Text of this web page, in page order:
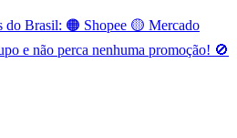
do Brasil: 🟠 Shopee 🟡 Mercado
e não perca nenhuma promoção! 🚫